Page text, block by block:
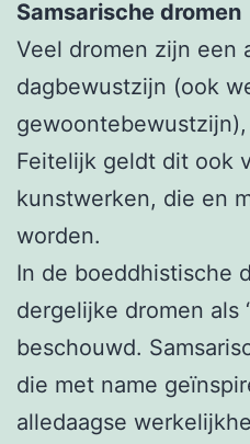
Samsarische dromen
Veel dromen zijn een
dagbewustzijn (ook
Feitelijk geldt dit ook
kunstwerken, die en
worden.
In de boeddhistische
dergelijke dromen als
beschouwd.
die met name
alledaagse